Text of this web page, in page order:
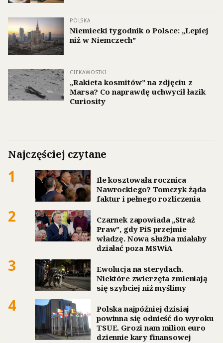
POLSKA
Niemiecki tygodnik o Polsce: „Lepiej
niż w Niemczech”
CIEKAWOSTKI
„Rakieta kosmitów” na zdjęciu z
Marsa? Co naprawdę uchwycił łazik
Curiosity
Najczęściej czytane
1
Ile kosztowała rocznica
Nawrockiego? Tomczyk żąda
faktur i pełnego rozliczenia
2
Czarnek zapowiada „Straż
Praw”, gdy PiS przejmie
władzę. Nowa służba miałaby
działać poza MSWiA
3
Ewolucja na sterydach.
Niektóre zwierzęta zmieniają
się szybciej niż myślimy
4
Polska najpóźniej dzisiaj
powinna się odnieść do wyroku
TSUE. Grozi nam milion euro
dziennie kary finansowej